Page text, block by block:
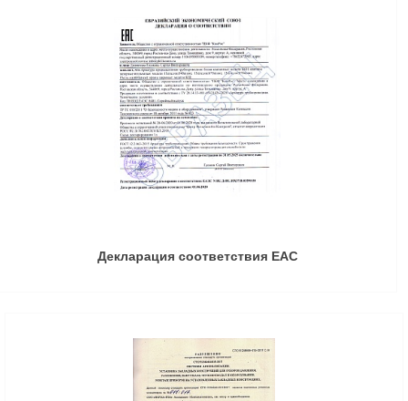
Декларация соответствия ЕАС